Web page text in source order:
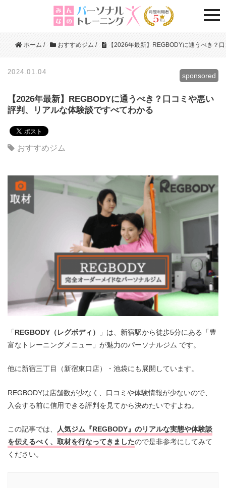
ホーム / おすすめジム / 【2026年最新】REGBODYに通うべき？
sponsored
2024.01.04
【2026年最新】REGBODYに通うべき？口コミや悪い
評判、リアルな体験談ですべてわかる
おすすめジム
「REGBODY（レグボディ）
」は、新宿駅から徒歩5分にある「豊
富なトレーニングメニュー」が魅力のパーソナルジム です。
他に新宿三丁目（新宿東口店）・池袋にも展開しています。
REGBODYは店舗数が少なく、口コミや体験情報が少ないので、
入会する前に信用できる評判を見てから決めたいですよね。
この記事では、
人気ジム『REGBODY』のリアルな実態や体験談
を伝えるべく、取材を行なってきましたので是非参考にしてみて
ください。